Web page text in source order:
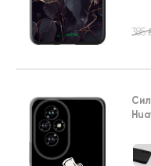
385